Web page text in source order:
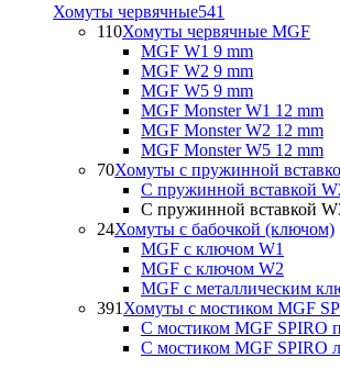
Хомуты червячные541
110Хомуты червячные MGF
MGF W1 9 mm
MGF W2 9 mm
MGF W5 9 mm
MGF Monster W1 12 mm
MGF Monster W2 12 mm
MGF Monster W5 12 mm
70Хомуты с пружинной
С пружинной вставкой
С пружинной вставкой
24Хомуты с бабочкой (ключом)
MGF с ключом W1
MGF с ключом W2
MGF с металлическим
391 Хомуты с мостиком MGF
С мостиком MGF SPIRO
С мостиком MGF SPIRO